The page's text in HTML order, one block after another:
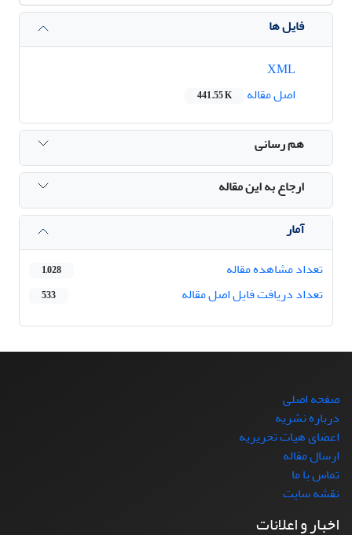
فایل ها
اصل مقاله
441.55 K
هم رسانی
ارجاع به این مقاله
آمار
تعداد مشاهده مقاله
1,028
تعداد دریافت فایل اصل مقاله 533
صفحه اصلی
درباره نشریه
اعضای هیات تحریریه
ارسال مقاله
تماس با ما
نقشه سایت
اخبار و اعلانات